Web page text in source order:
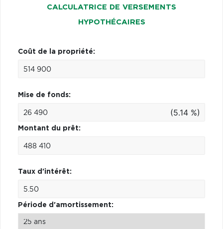
CALCULATRICE DE VERSEMENTS
HYPOTHÉCAIRES
Coût de la propriété:
Mise de fonds:
(5.14 %)
Montant du prêt:
Taux d'intérêt:
Période d'amortissement: